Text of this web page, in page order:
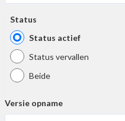
Status
Status actief
Status vervallen
Beide
Versie opname